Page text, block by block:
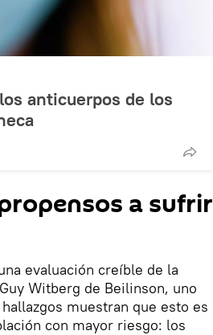
anticuerpos de los
a sufrir
evaluación creíble de la
Witberg de Beilinson, uno
muestran que esto es
con mayor riesgo: los